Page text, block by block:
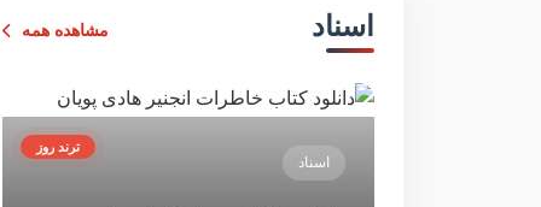
اسناد مشاهده همه
ترند روز
اسناد